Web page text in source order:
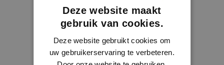
Deze website maakt
gebruik van cookies.
Deze website gebruikt cookies om
uw gebruikerservaring te verbeteren.